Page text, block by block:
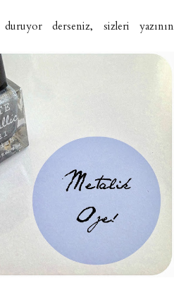
derseniz, sizleri yazının